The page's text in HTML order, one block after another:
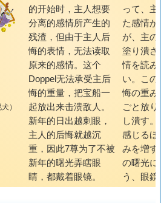
）
的开始时，主人想要
分离的感情所产生的
残渣，但由于主人后
悔的表情，无法读取
原来的感情。这个
Doppel无法承受主后
悔的重量，把宝船一
起放出来击溃敌人。
新年的日出越刺眼，
主人的后悔就越沉
重，因此7尊为了不被
新年的曙光弄瞎眼
睛，都戴着眼镜。
って、
た感情
が、主
塗り潰さ
情を読み
い。こ
悔の重み
ごと放
し潰す
感じるほ
みを増す
の曙光に
う、眼